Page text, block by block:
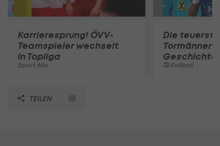
Karrieresprung! ÖVV-
Teamspieler wechselt
in Topliga
Sport-Mix
Die
Tormänner
Geschichte
Fußball
TEILEN